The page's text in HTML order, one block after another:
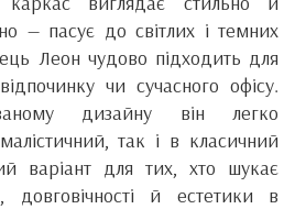
— пасує до світлих і темних
Леон чудово підходить для
чи сучасного офісу.
дизайну він легко
так і в класичний
варіант для тих, хто шукає
довговічності й естетики в